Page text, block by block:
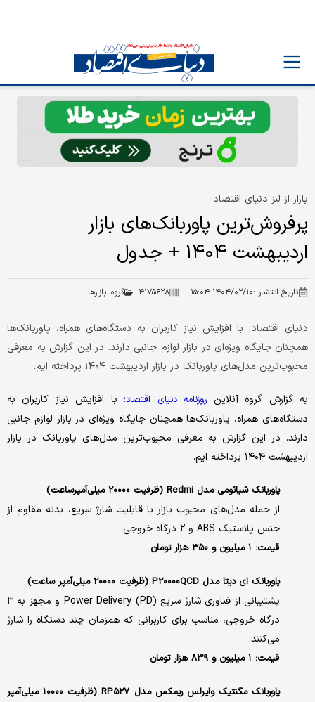
بازار از لنز دنیای اقتصاد؛
پرفروش‌ترین پاوربانک‌های بازار
اردیبهشت ۱۴۰۴ + جدول
تاریخ انتشار :۱۴۰۴/۰۲/۱۰ ۱۵:۰۴ ۴۱۷۵۶۲۸ گروه: بازارها
دنیای اقتصاد؛ با افزایش نیاز کاربران به دستگاه‌های همراه، پاوربانک‌ها
همچنان جایگاه ویژه‌ای در بازار لوازم جانبی دارند. در این گزارش به معرفی
محبوب‌ترین مدل‌های پاوربانک در بازار اردیبهشت ۱۴۰۴ پرداخته ایم.
به گزارش گروه آنلاین روزنامه دنیای اقتصاد؛ با افزایش نیاز کاربران به
دستگاه‌های همراه، پاوربانک‌ها همچنان جایگاه ویژه‌ای در بازار لوازم جانبی
دارند. در این گزارش به معرفی محبوب‌ترین مدل‌های پاوربانک در بازار
اردیبهشت ۱۴۰۴ پرداخته ایم.
پاوربانک شیائومی مدل Redmi (ظرفیت ۲۰۰۰۰ میلی‌آمپرساعت)
از جمله مدل‌های محبوب بازار با قابلیت شارژ سریع، بدنه مقاوم از
جنس پلاستیک ABS و ۲ درگاه خروجی.
قیمت: ۱ میلیون و ۳۵۰ هزار تومان
پاوربانک ای دیتا مدل P۲۰۰۰۰QCD (ظرفیت ۲۰۰۰۰ میلی‌آمپر ساعت)
پشتیبانی از فناوری شارژ سریع Power Delivery (PD) و مجهز به ۳
درگاه خروجی، مناسب برای کاربرانی که همزمان چند دستگاه را شارژ
می‌کنند.
قیمت: ۱ میلیون و ۸۳۹ هزار تومان
پاوربانک مگنتیک وایرلس ریمکس مدل RP۵۲۷ (ظرفیت ۱۰۰۰۰ میلی‌آمپر